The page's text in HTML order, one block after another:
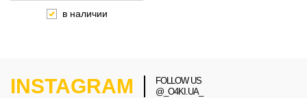
в наличии
INSTAGRAM
FOLLOW US
@_O4KI.UA_